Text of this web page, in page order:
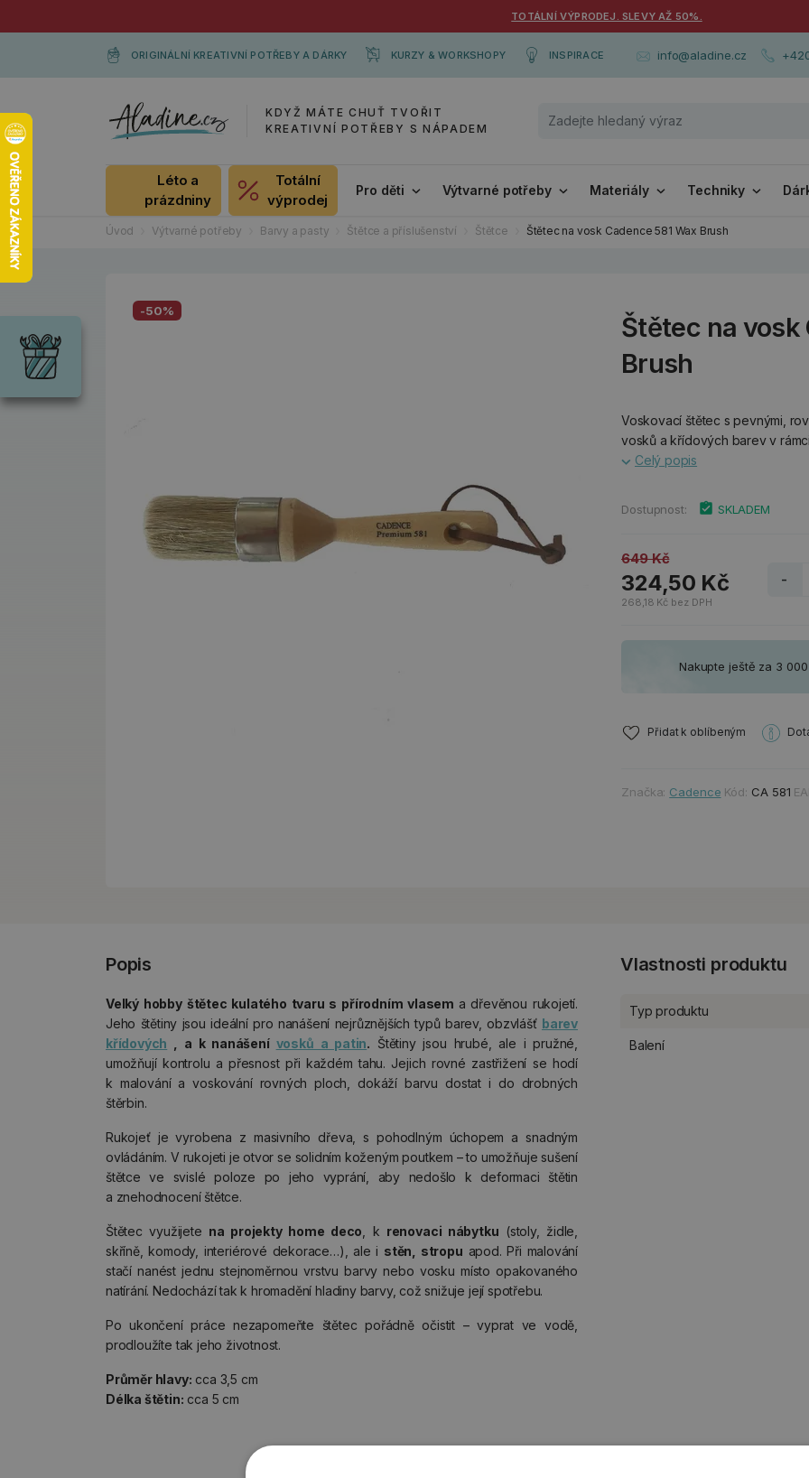
TOTÁLNÍ VÝPRODEJ. SLEVY AŽ 50%.
ORIGINÁLNÍ KREATIVNÍ POTŘEBY A DÁRKY KURZY & WORKSHOPY INSPIRACE info@aladine.cz
KDYŽ MÁTE CHUŤ TVOŘIT
KREATIVNÍ POTŘEBY S NÁPADEM
Léto a
prázdniny
Totální
výprodej
Pro děti Výtvarné potřeby Materiály Techniky
Úvod Výtvarné potřeby Barvy a pasty Štětce a příslušenství Štětce Štětec na vosk Cadence 581 Wax Brush
Štětec na vosk
Brush
-50%
Voskovací štětec s pevnými,
vosků a křídových barev v
Celý popis
Dostupnost: SKLADEM
649 Kč
324,50 Kč
268,18 Kč bez DPH
-
Nakupte ještě za 3
Přidat k oblíbeným
Značka: Cadence Kód: CA 581
Popis
Velký hobby štětec kulatého tvaru s přírodním vlasem a dřevěnou rukojetí.
Jeho štětiny jsou ideální pro nanášení nejrůznějších typů barev, obzvlášť barev
křídových , a k nanášení vosků a patin. Štětiny jsou hrubé, ale i pružné,
umožňují kontrolu a přesnost při každém tahu. Jejich rovné zastřižení se hodí
k malování a voskování rovných ploch, dokáží barvu dostat i do drobných
štěrbin.
Rukojeť je vyrobena z masivního dřeva, s pohodlným úchopem a snadným
ovládáním. V rukojeti je otvor se solidním koženým poutkem – to umožňuje sušení
štětce ve svislé poloze po jeho vyprání, aby nedošlo k deformaci štětin
a znehodnocení štětce.
Štětec využijete na projekty home deco , k renovaci nábytku (stoly, židle,
skříně, komody, interiérové dekorace…), ale i stěn, stropu apod. Při malování
stačí nanést jednu stejnoměrnou vrstvu barvy nebo vosku místo opakovaného
natírání. Nedochází tak k hromadění hladiny barvy, což snižuje její spotřebu.
Po ukončení práce nezapomeňte štětec pořádně očistit – vyprat ve vodě,
prodloužíte tak jeho životnost.
Průměr hlavy: cca 3,5 cm
Délka štětin: cca 5 cm
Vlastnosti produktu
Typ produktu
Balení
Dárky